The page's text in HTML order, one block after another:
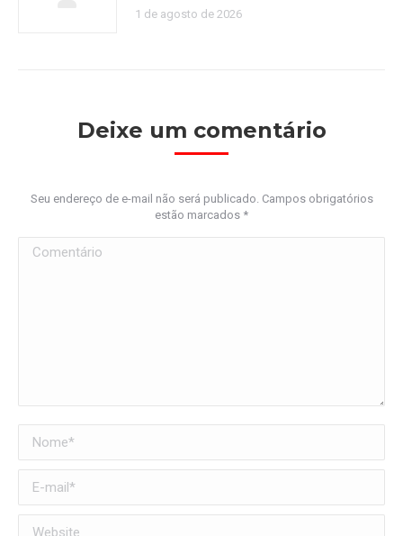
1 de agosto de 2026
Deixe um comentário
Seu endereço de e-mail não será publicado. Campos obrigatórios
estão marcados *
Comentário
Nome *
E-mail *
Website